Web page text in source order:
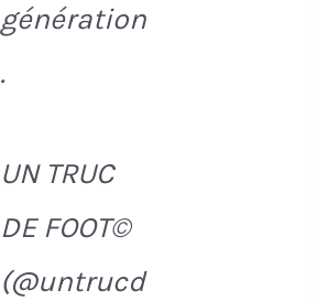
génération
.
UN TRUC
DE FOOT©
(@untrucd